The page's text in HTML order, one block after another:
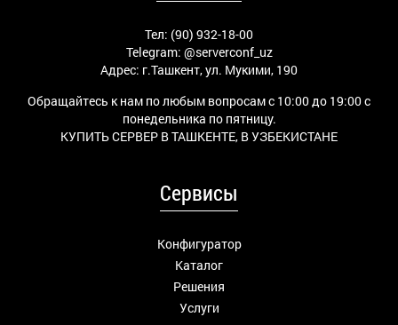
Тел: (90) 932-18-00
Telegram: @serverconf_uz
Адрес: г.Ташкент, ул. Мукими, 190
Обращайтесь к нам по любым вопросам с 10:00 до 19:00 с
понедельника по пятницу.
КУПИТЬ СЕРВЕР В ТАШКЕНТЕ, В УЗБЕКИСТАНЕ
Сервисы
Конфигуратор
Каталог
Решения
Услуги